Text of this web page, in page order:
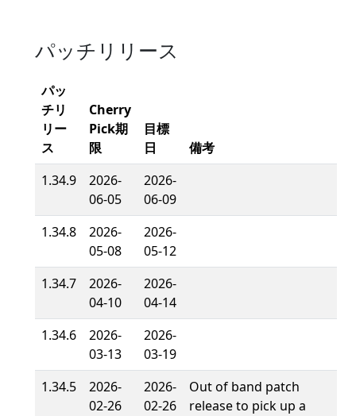
パッチリリース
パッ
チリ
リー
ス
Cherry
Pick期
限
目標
日
備考
1.34.9
2026-
06-05
2026-
06-09
1.34.8
2026-
05-08
2026-
05-12
1.34.7
2026-
04-10
2026-
04-14
1.34.6
2026-
03-13
2026-
03-19
1.34.5
2026-
02-26
2026-
02-26
Out of band patch
release to pick up a